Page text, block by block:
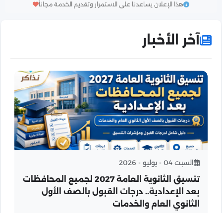
هذا الإعلان يساعدنا على الاستمرار وتقديم الخدمة مجاناً
آخر الأخبار
السبت 04 - يوليو - 2026
تنسيق الثانوية العامة 2027 لجميع المحافظات
بعد الإعدادية.. درجات القبول بالصف الأول
الثانوي العام والخدمات